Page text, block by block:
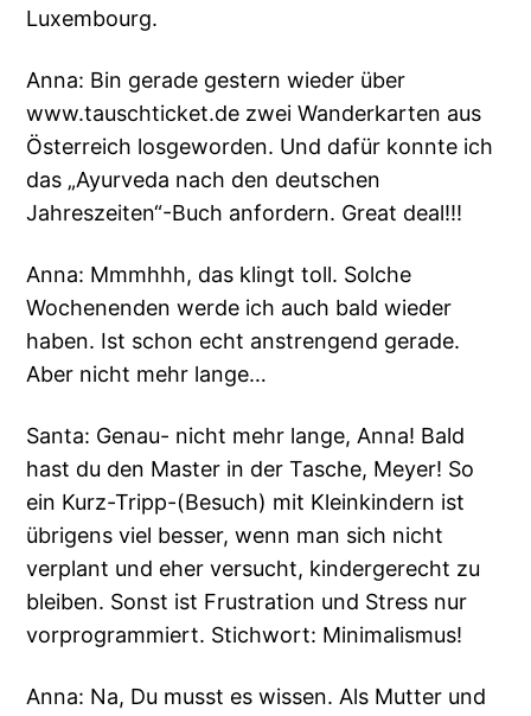
Luxembourg.
Anna: Bin gerade gestern wieder über
www.tauschticket.de zwei Wanderkarten aus
Österreich losgeworden. Und dafür konnte ich
das „Ayurveda nach den deutschen
Jahreszeiten“-Buch anfordern. Great deal!!!
Anna: Mmmhhh, das klingt toll. Solche
Wochenenden werde ich auch bald wieder
haben. Ist schon echt anstrengend gerade.
Aber nicht mehr lange…
Santa: Genau- nicht mehr lange, Anna! Bald
hast du den Master in der Tasche, Meyer! So
ein Kurz-Tripp-(Besuch) mit Kleinkindern ist
übrigens viel besser, wenn man sich nicht
verplant und eher versucht, kindergerecht zu
bleiben. Sonst ist Frustration und Stress nur
vorprogrammiert. Stichwort: Minimalismus!
Anna: Na, Du musst es wissen. Als Mutter und